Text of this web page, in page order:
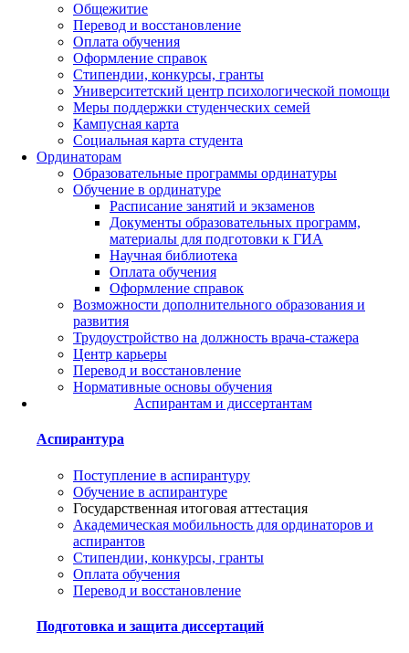
Общежитие
Перевод и восстановление
Оплата обучения
Оформление справок
Стипендии, конкурсы, гранты
Университетский центр психологической помощи
Меры поддержки студенческих семей
Кампусная карта
Социальная карта студента
Ординаторам
Образовательные программы ординатуры
Обучение в ординатуре
Расписание занятий и экзаменов
Документы образовательных программ,
материалы для подготовки к ГИА
Научная библиотека
Оплата обучения
Оформление справок
Возможности дополнительного образования и
развития
Трудоустройство на должность врача-стажера
Центр карьеры
Перевод и восстановление
Нормативные основы обучения
Аспирантам и диссертантам
Аспирантура
Поступление в аспирантуру
Обучение в аспирантуре
Государственная итоговая аттестация
Академическая мобильность для ординаторов и
аспирантов
Стипендии, конкурсы, гранты
Оплата обучения
Перевод и восстановление
Подготовка и защита диссертаций